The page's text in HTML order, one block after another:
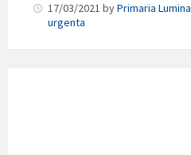
17/03/2021 byPrimaria Lumina
urgenta